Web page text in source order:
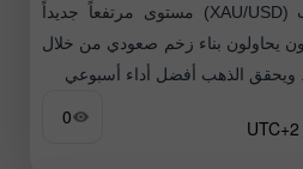
اليوم الجمعة، سجّل الذهب (XAU/USD) مستوى مرتفعاً جديداً
يحاولون بناء زخم صعودي من خلال
0